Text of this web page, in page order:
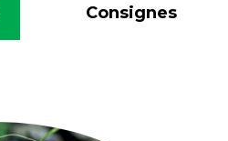
Consignes